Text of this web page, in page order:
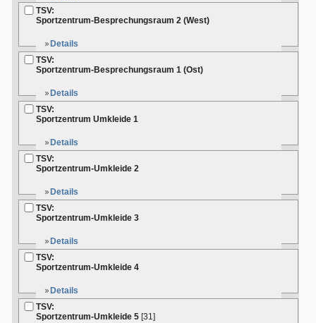
TSV:
Sportzentrum-Besprechungsraum 2 (West)
Details
TSV:
Sportzentrum-Besprechungsraum 1 (Ost)
Details
TSV:
Sportzentrum Umkleide 1
Details
TSV:
Sportzentrum-Umkleide 2
Details
TSV:
Sportzentrum-Umkleide 3
Details
TSV:
Sportzentrum-Umkleide 4
Details
TSV:
Sportzentrum-Umkleide 5 [31]